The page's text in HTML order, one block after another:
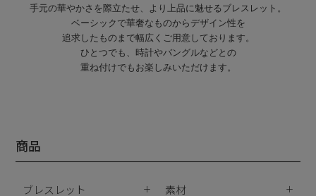
手元の華やかさを際立たせ、より上品に魅せるブレスレット。
ベーシックで華奢なものからデザイン性を
追求したものまで幅広くご用意しております。
ひとつでも、時計やバングルなどとの
重ね付けでもお楽しみいただけます。
商品
ブレスレット 素材